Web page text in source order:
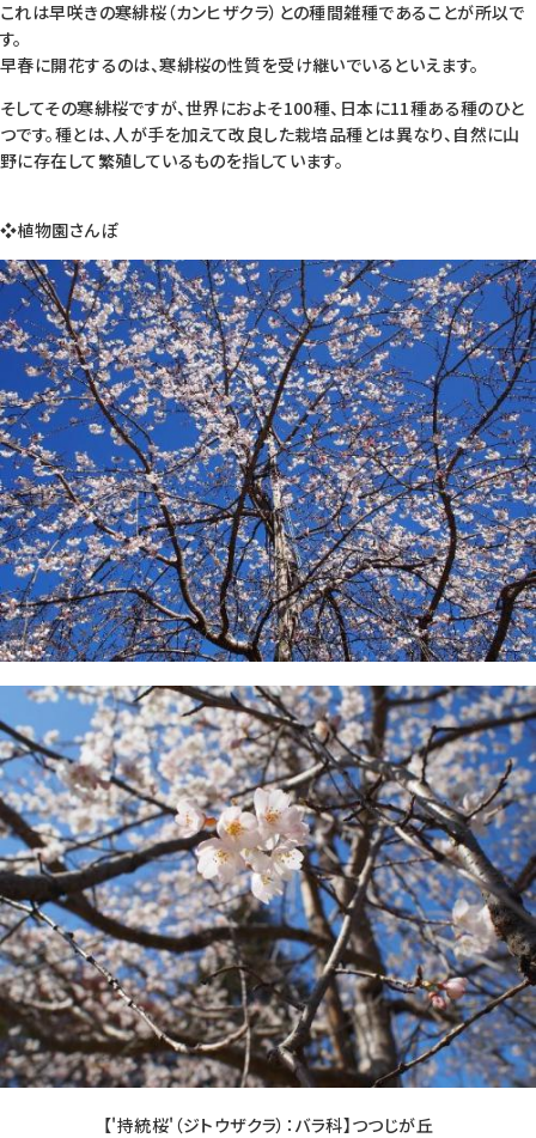
これは早咲きの寒緋桜（カンヒザクラ）との種間雑種であることが所以で
す。
早春に開花するのは、寒緋桜の性質を受け継いでいるといえます。
そしてその寒緋桜ですが、世界におよそ100種、日本に11種ある種のひと
つです。種とは、人が手を加えて改良した栽培品種とは異なり、自然に山
野に存在して繁殖しているものを指しています。
❖植物園さんぽ
【'持統桜'（ジトウザクラ）：バラ科】つつじが丘